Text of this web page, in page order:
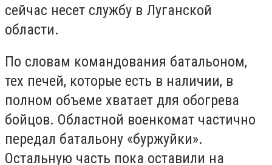
сейчас несет службу в Луганской
области.
По словам командования батальоном,
тех печей, которые есть в наличии, в
полном объеме хватает для обогрева
бойцов. Областной военкомат частично
передал батальону «буржуйки».
Остальную часть пока оставили на